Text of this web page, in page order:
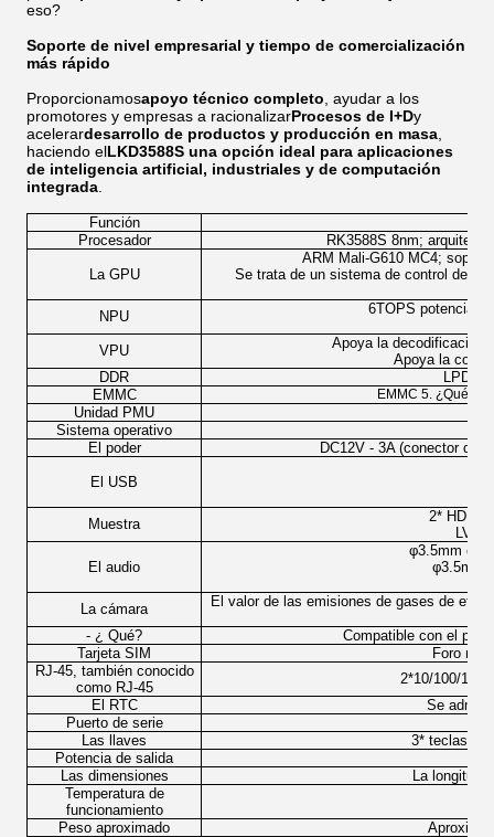
eso?
Soporte de nivel empresarial y tiempo de comercialización
más rápido
Proporcionamosapoyo técnico completo , ayudar a los
promotores y empresas a racionalizarProcesos de I+Dy
acelerardesarrollo de productos y producción en masa
haciendo elLKD3588S una opción ideal para aplicaciones
de inteligencia artificial, industriales y de computación
integrada
Función
Procesador
RK3588S 8nm;
La GPU
ARM Mali-G610 MC4;
Se trata de un sistema de control de
NPU
6TOPS potencia
VPU
Apoya la decodificación
Apoya la
DDR
EMMC
EMMC 5. ¿Qué
Unidad PMU
Sistema operativo
El poder
DC12V - 3A (conector de
El USB
Muestra
2* HDMI
El audio
φ3.5mm
φ3.5mm
La cámara El valor de las emisiones de gases de
- ¿ Qué?
Compatible con el
Tarjeta SIM
Foro
RJ-45, también conocido
como RJ-45
2*10/100/
El RTC
Se
Puerto de serie
Las llaves
3* teclas
Potencia de salida
Las dimensiones
La longitud
Temperatura de
funcionamiento
Peso aproximado